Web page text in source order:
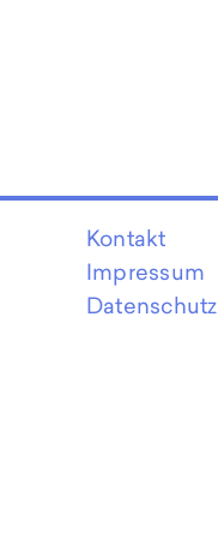
Kontakt
Impressum
Datenschutz